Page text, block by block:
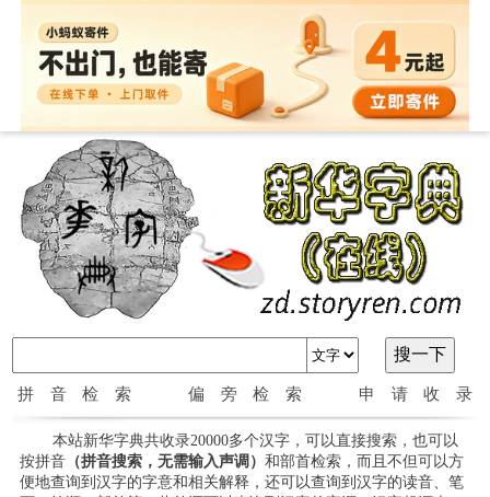
拼音检索 偏旁检索 申请收录
本站新华字典共收录20000多个汉字，可以直接搜索，也可以
按拼音（拼音搜索，无需输入声调） 和部首检索，而且不但可以方
便地查询到汉字的字意和相关解释，还可以查询到汉字的读音、笔